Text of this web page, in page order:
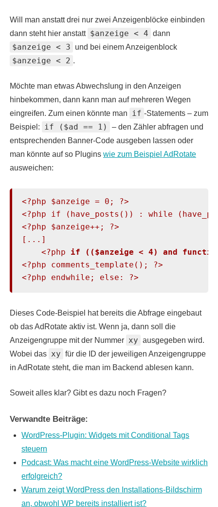
Will man anstatt drei nur zwei Anzeigenblöcke einbinden
dann steht hier anstatt $anzeige < 4 dann
$anzeige < 3 und bei einem Anzeigenblock
$anzeige < 2 .
Möchte man etwas Abwechslung in den Anzeigen
hinbekommen, dann kann man auf mehreren Wegen
eingreifen. Zum einen könnte man
if -Statements – zum
Beispiel:
if ($ad == 1)
– den Zähler abfragen und
entsprechenden Banner-Code ausgeben lassen oder
man könnte auf so Plugins wie zum Beispiel AdRotate
ausweichen:
<?php $anzeige = 0; ?>
<?php if (have_posts()) : while
<?php $anzeige++; ?>
[...]
    <?php
if (($anzeige < 4) and
<?php comments_template(); ?>
<?php endwhile; else: ?>
Dieses Code-Beispiel hat bereits die Abfrage eingebaut
ob das AdRotate aktiv ist. Wenn ja, dann soll die
Anzeigengruppe mit der Nummer xy ausgegeben wird.
Wobei das xy für die ID der jeweiligen Anzeigengruppe
in AdRotate steht, die man im Backend ablesen kann.
Soweit alles klar? Gibt es dazu noch Fragen?
Verwandte Beiträge:
WordPress-Plugin: Widgets mit Conditional Tags
steuern
Podcast: Was macht eine WordPress-Website wirklich
erfolgreich?
Warum zeigt WordPress den Installations-Bildschirm
an, obwohl WP bereits installiert ist?